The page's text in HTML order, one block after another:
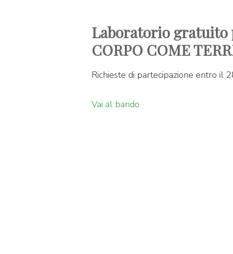
Laboratorio gratuito
CORPO COME
Richieste di partecipazione entro il
Vai al bando